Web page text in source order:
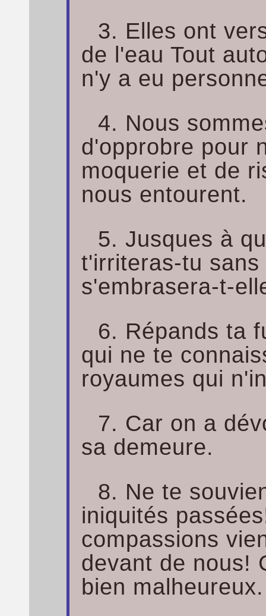
3. Elles ont
de l'eau Tout
n'y a eu
4. Nous
d'opprobre pour
moquerie et de
nous entourent.
5. Jusques à
t'irriteras-tu
s'embrasera-t-
6. Répands ta
qui ne te
royaumes qui
7. Car on a
sa demeure.
8. Ne te
iniquités
compassions
devant de nous!
bien malheureux.